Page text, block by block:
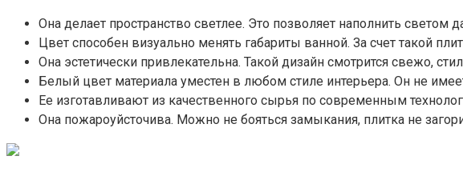
Она делает пространство светлее. Это позволяет наполнить
Цвет способен визуально менять габариты ванной. За счет такой
Она эстетически привлекательна. Такой дизайн смотрится свежо,
Белый цвет материала уместен в любом стиле интерьера. Он не
Ее изготавливают из качественного сырья по современным
Она пожароуйсточива. Можно не бояться замыкания, плитка не